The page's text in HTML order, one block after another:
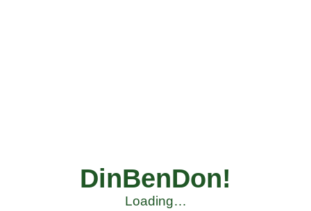
DinBenDon!
Loading…